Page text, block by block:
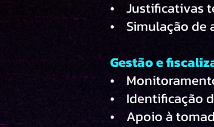
• Justificativas
• Simulação de
Gestão e
•
• Identificação
• Apoio à